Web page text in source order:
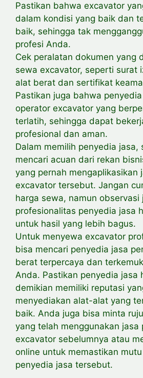
Pastikan bahwa excavator
dalam kondisi yang baik dan
baik, sehingga tak
profesi Anda.
Cek peralatan dokumen yang
sewa excavator, seperti surat
alat berat dan sertifikat
Pastikan juga bahwa
operator excavator yang
terlatih, sehingga dapat
profesional dan aman.
Dalam memilih penyedia jasa,
mencari acuan dari rekan
yang pernah mengaplikasikan
excavator tersebut. Jangan
harga sewa, namun observasi
profesionalitas penyedia jasa
untuk hasil yang lebih bagus.
Untuk menyewa excavator
bisa mencari penyedia jasa
berat terpercaya dan
Anda. Pastikan penyedia jasa
demikian memiliki reputasi
menyediakan alat-alat yang
baik. Anda juga bisa minta
yang telah menggunakan jasa
excavator sebelumnya atau
online untuk memastikan
penyedia jasa tersebut.